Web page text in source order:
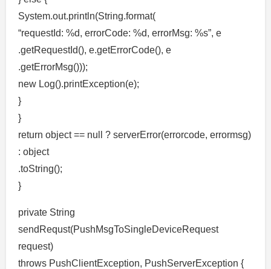
System.out.println(String.format(
“requestId: %d, errorCode: %d, errorMsg: %s”, e
.getRequestId(), e.getErrorCode(), e
.getErrorMsg()));
new Log().printException(e);
}
}
return object == null ? serverError(errorcode, errormsg)
: object
.toString();
}
private String
sendRequst(PushMsgToSingleDeviceRequest
request)
throws PushClientException, PushServerException {